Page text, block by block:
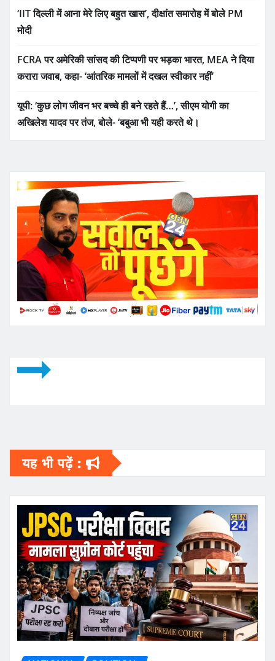
‘IIT दिल्ली में आना मेरे लिए बहुत खास’, दीक्षांत समारोह में बोले PM
मोदी
FCRA पर अमेरिकी सांसद की टिप्पणी पर भड़का भारत, MEA ने दिया
करारा जवाब, कहा- ‘आंतरिक मामलों में दखल स्वीकार नहीं’
यूपी: ‘कुछ लोग जीवन भर बच्चे ही बने रहते हैं…’, सीएम योगी का
अखिलेश यादव पर तंज, बोले- ‘बबुआ भी यही करते थे।
यह भी पढ़ें :